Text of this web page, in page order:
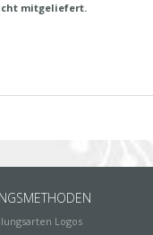
mitgeliefert.